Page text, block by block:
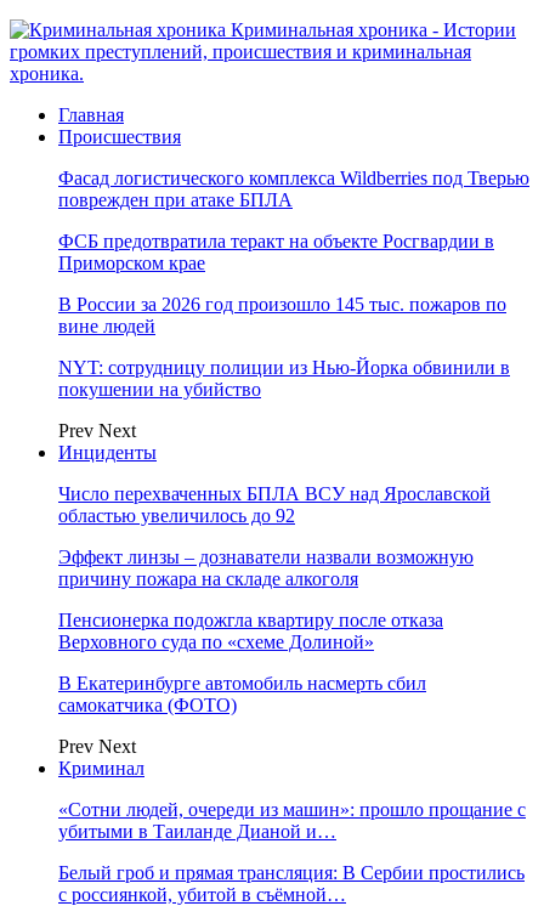
Криминальная хроника - Истории
громких преступлений, происшествия и криминальная
хроника.
Главная
Происшествия
Фасад логистического комплекса Wildberries под Тверью
поврежден при атаке БПЛА
ФСБ предотвратила теракт на объекте Росгвардии в
Приморском крае
В России за 2026 год произошло 145 тыс. пожаров по
вине людей
NYT: сотрудницу полиции из Нью-Йорка обвинили в
покушении на убийство
Prev Next
Инциденты
Число перехваченных БПЛА ВСУ над Ярославской
областью увеличилось до 92
Эффект линзы – дознаватели назвали возможную
причину пожара на складе алкоголя
Пенсионерка подожгла квартиру после отказа
Верховного суда по «схеме Долиной»
В Екатеринбурге автомобиль насмерть сбил
самокатчика (ФОТО)
Prev Next
Криминал
«Сотни людей, очереди из машин»: прошло прощание с
убитыми в Таиланде Дианой и…
Белый гроб и прямая трансляция: В Сербии простились
с россиянкой, убитой в съёмной…